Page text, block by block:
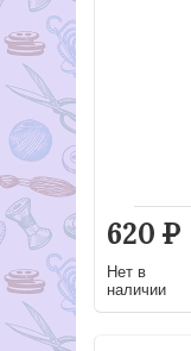
620 Р
Нет в
наличии